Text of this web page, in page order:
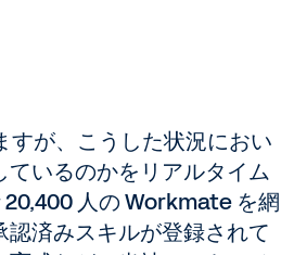
すが、こうした状況におい
いるのかをリアルタイム
人の Workmate を網
済みスキルが登録されて